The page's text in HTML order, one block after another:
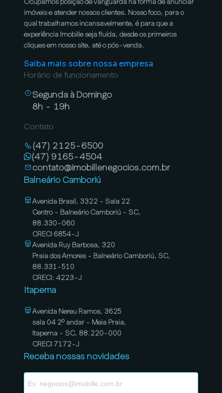
imóveis e atender nossos clientes. Nosso foco, para o
qual trabalhamos incansavelmente, é para que a
experiência Imobille seja fluída, desde os primeiros
cliques em nosso site, até o pós-venda.
Saiba mais sobre nossa empresa
Horário de funcionamento
Segunda à Domingo
8h - 19h
Contato
(47) 2125-6500
(47) 9165-4504
contato@imobillenegocios.com.br
Balneário Camboriú
Avenida Brasil, 3322 - Sala 22
Centro - Balneário Camboriú - SC,
88.330-060
CRECI 6854-J
Avenida Ruy Barbosa, 320
Praia dos Amores - Balneário Camboriú, SC,
88.331-510
CRECI: 4223-J
Itapema
Avenida Nereu Ramos, 3625
sala 04 2º andar - Meia Praia,
Itapema - SC, 88.220-000
CRECI 7172-J
Receba nossas novidades